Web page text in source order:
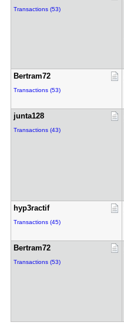
Transactions (53)
Bertram72
Transactions (53)
junta128
Transactions (43)
hyp3ractif
Transactions (45)
Bertram72
Transactions (53)